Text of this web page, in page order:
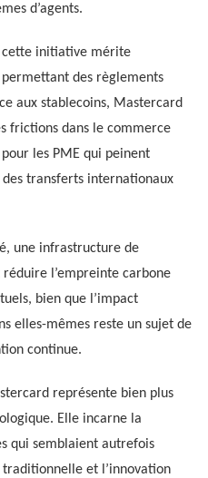
d’agents.
cette initiative mérite
des règlements
aux stablecoins, Mastercard
frictions dans le commerce
les PME qui peinent
transferts internationaux
une infrastructure de
l’empreinte carbone
bien que l’impact
elles-mêmes reste un sujet de
continue.
représente bien plus
Elle incarne la
qui semblaient autrefois
et l’innovation